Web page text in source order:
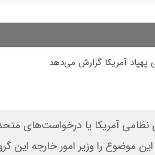
پهپاد آمریکا گزارش می‌دهد
آمریکا یا درخواست‌های
موضوع را وزیر امور خارجه این